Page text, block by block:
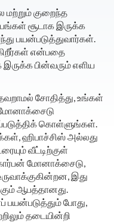
மற்றும் குறைந்த
சூடாக இருக்க
பயன்படுத்துவார்கள்.
என்பதை
இருக்க பின்வரும் எளிய
சோதித்து, உங்கள்
மோனாக்சைடு
கொள்ளுங்கள்.
ஹிபாச்சிஸ் அல்லது
வீட்டிற்குள்
மோனாக்சைடு,
இது
ஆபத்தானது.
போது,
தடையின்றி